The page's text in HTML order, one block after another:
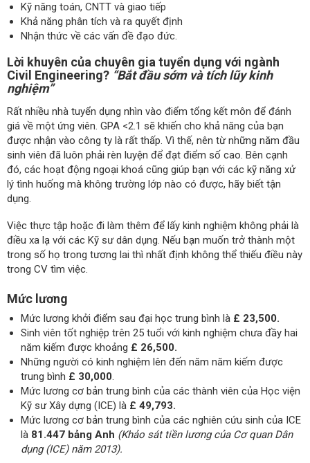
Kỹ năng toán, CNTT và giao tiếp
Khả năng phân tích và ra quyết định
Nhận thức về các vấn đề đạo đức.
Lời khuyên của chuyên gia tuyển dụng với ngành
Civil Engineering? “Bắt đầu sớm và tích lũy kinh
nghiệm”
Rất nhiều nhà tuyển dụng nhìn vào điểm tổng kết môn để đánh
giá về một ứng viên. GPA <2.1 sẽ khiến cho khả năng của bạn
được nhận vào công ty là rất thấp. Vì thế, nên từ những năm đầu
sinh viên đã luôn phải rèn luyện để đạt điểm số cao. Bên cạnh
đó, các hoạt động ngoại khoá cũng giúp bạn với các kỹ năng xử
lý tình huống mà không trường lớp nào có được, hãy biết tận
dụng.
Việc thực tập hoặc đi làm thêm để lấy kinh nghiệm không phải là
điều xa lạ với các Kỹ sư dân dụng. Nếu bạn muốn trở thành một
trong số họ trong tương lai thì nhất định không thể thiếu điều này
trong CV tìm việc.
Mức lương
Mức lương khởi điểm sau đại học trung bình là £ 23,500.
Sinh viên tốt nghiệp trên 25 tuổi với kinh nghiệm chưa đầy hai
năm kiếm được khoảng £ 26,500.
Những người có kinh nghiệm lên đến năm năm kiếm được
trung bình £ 30,000.
Mức lương cơ bản trung bình của các thành viên của Học viện
Kỹ sư Xây dựng (ICE) là £ 49,793.
Mức lương cơ bản trung bình của các nghiên cứu sinh của ICE
là 81.447 bảng Anh (Khảo sát tiền lương của Cơ quan Dân
dụng (ICE) năm 2013).